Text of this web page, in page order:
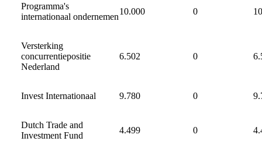
Programma's
internationaal ondernemen
10.000 0
Versterking
concurrentiepositie
Nederland
6.502 0
Invest Internationaal 9.780 0
Dutch Trade and
Investment Fund
4.499 0